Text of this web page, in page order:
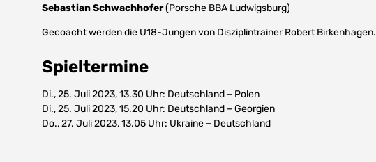
Sebastian Schwachhofer(Porsche BBA Ludwigsburg)
Gecoacht werden die U18-Jungen von Disziplintrainer Robert Birkenhagen.
Spieltermine
Di., 25. Juli 2023, 13.30 Uhr: Deutschland – Polen
Di., 25. Juli 2023, 15.20 Uhr: Deutschland – Georgien
Do., 27. Juli 2023, 13.05 Uhr: Ukraine – Deutschland